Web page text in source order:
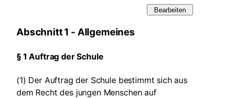
Bearbeiten
Abschnitt 1 - Allgemeines
§ 1 Auftrag der Schule
(1) Der Auftrag der Schule bestimmt sich aus
dem Recht des jungen Menschen auf